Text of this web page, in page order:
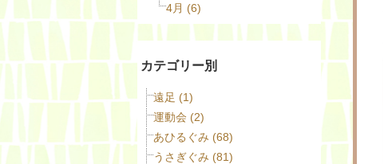
4月 (6)
カテゴリー別
遠足 (1)
運動会 (2)
あひるぐみ (68)
うさぎぐみ (81)